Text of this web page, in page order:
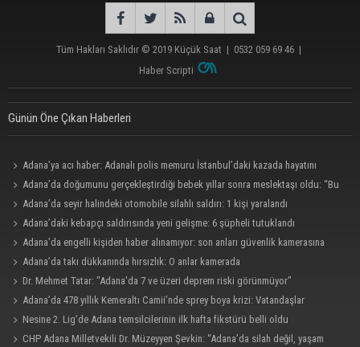
Tüm Hakları Saklıdır © 2019 Küçük Saat | 0532 059 69 46 |
Haber Scripti
Günün Öne Çıkan Haberleri
Adana’ya acı haber: Adanalı polis memuru İstanbul’daki kazada hayatını
kaybetti
Adana’da doğumunu gerçekleştirdiği bebek yıllar sonra meslektaşı oldu: “Bu
çok gurur verici”
Adana’da seyir halindeki otomobile silahlı saldırı: 1 kişi yaralandı
Adana’daki kebapçı saldırısında yeni gelişme: 6 şüpheli tutuklandı
Adana’da engelli kişiden haber alınamıyor: son anları güvenlik kamerasına
yansıdı.
Adana’da takı dükkanında hırsızlık: O anlar kamerada
Dr. Mehmet Tatar: "Adana'da 7 ve üzeri deprem riski görünmüyor"
Adana’da 478 yıllık Kemeraltı Camii’nde sprey boya krizi: Vatandaşlar
denetimlerin artırılmasını istedi
Nesine 2. Lig’de Adana temsilcilerinin ilk hafta fikstürü belli oldu
CHP Adana Milletvekili Dr. Müzeyyen Şevkin: “Adana’da silah değil, yaşam